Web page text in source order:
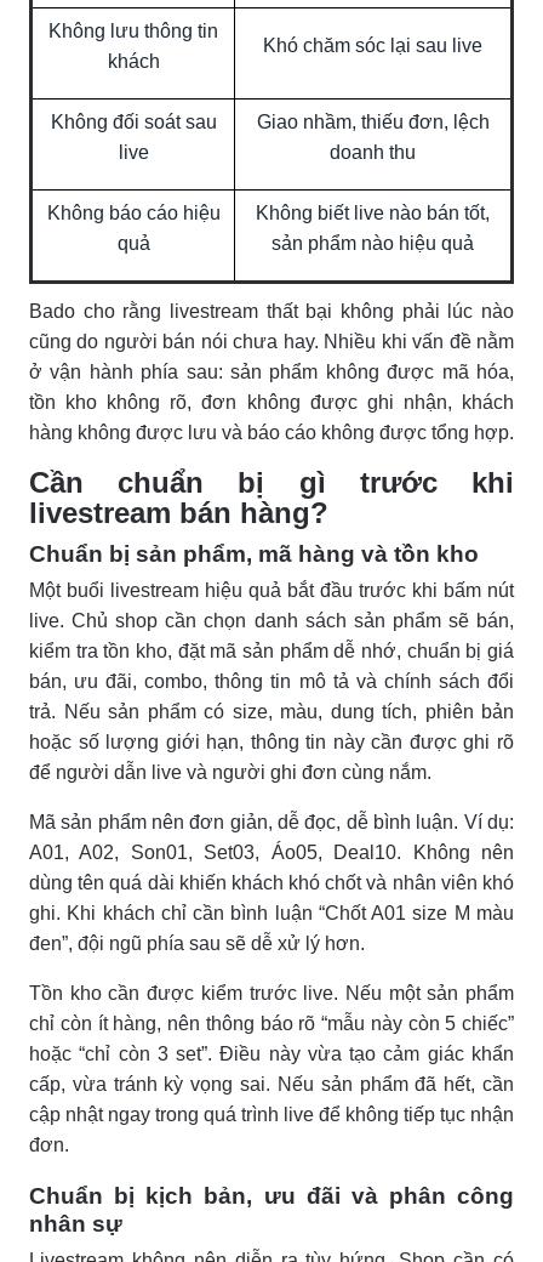
Không lưu thông tin
khách
Khó chăm sóc lại sau live
Không đối soát sau
live
Giao nhầm, thiếu đơn, lệch
doanh thu
Không báo cáo hiệu
quả
Không biết live nào bán tốt,
sản phẩm nào hiệu quả
Bado cho rằng livestream thất bại không phải lúc nào
cũng do người bán nói chưa hay. Nhiều khi vấn đề nằm
ở vận hành phía sau: sản phẩm không được mã hóa,
tồn kho không rõ, đơn không được ghi nhận, khách
hàng không được lưu và báo cáo không được tổng hợp.
Cần chuẩn bị gì trước khi
livestream bán hàng?
Chuẩn bị sản phẩm, mã hàng và tồn kho
Một buổi livestream hiệu quả bắt đầu trước khi bấm nút
live. Chủ shop cần chọn danh sách sản phẩm sẽ bán,
kiểm tra tồn kho, đặt mã sản phẩm dễ nhớ, chuẩn bị giá
bán, ưu đãi, combo, thông tin mô tả và chính sách đổi
trả. Nếu sản phẩm có size, màu, dung tích, phiên bản
hoặc số lượng giới hạn, thông tin này cần được ghi rõ
để người dẫn live và người ghi đơn cùng nắm.
Mã sản phẩm nên đơn giản, dễ đọc, dễ bình luận. Ví dụ:
A01, A02, Son01, Set03, Áo05, Deal10. Không nên
dùng tên quá dài khiến khách khó chốt và nhân viên khó
ghi. Khi khách chỉ cần bình luận “Chốt A01 size M màu
đen”, đội ngũ phía sau sẽ dễ xử lý hơn.
Tồn kho cần được kiểm trước live. Nếu một sản phẩm
chỉ còn ít hàng, nên thông báo rõ “mẫu này còn 5 chiếc”
hoặc “chỉ còn 3 set”. Điều này vừa tạo cảm giác khẩn
cấp, vừa tránh kỳ vọng sai. Nếu sản phẩm đã hết, cần
cập nhật ngay trong quá trình live để không tiếp tục nhận
đơn.
Chuẩn bị kịch bản, ưu đãi và phân công
nhân sự